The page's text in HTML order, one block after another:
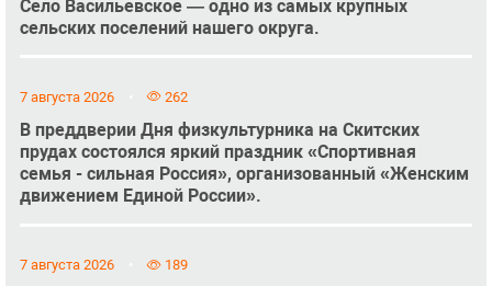
Село Васильевское — одно из самых крупных
сельских поселений нашего округа.
7 августа 2026 262
В преддверии Дня физкультурника на Скитских
прудах состоялся яркий праздник «Спортивная
семья - сильная Россия», организованный «Женским
движением Единой России».
7 августа 2026 189